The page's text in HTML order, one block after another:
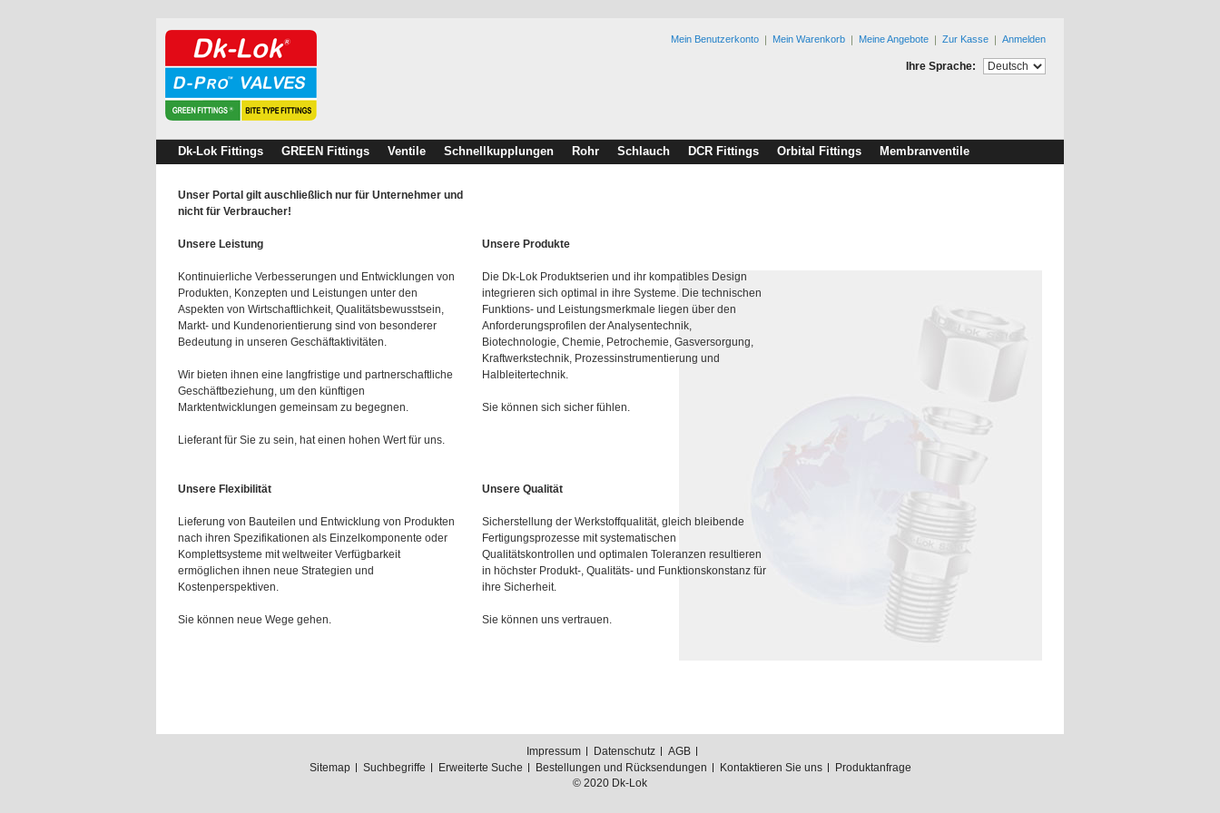
Mein Benutzerkonto Mein Warenkorb Meine Angebote Zur Kasse Anmelden
Ihre Sprache:
Dk-Lok Fittings GREEN Fittings Ventile Schnellkupplungen Rohr Schlauch DCR Fittings Orbital Fittings Membranventile
Unser Portal gilt auschließlich nur für Unternehmer und
nicht für Verbraucher!
Unsere Leistung
Kontinuierliche Verbesserungen und Entwicklungen von
Produkten, Konzepten und Leistungen unter den
Aspekten von Wirtschaftlichkeit, Qualitätsbewusstsein,
Markt- und Kundenorientierung sind von besonderer
Bedeutung in unseren Geschäftaktivitäten.
Wir bieten ihnen eine langfristige und partnerschaftliche
Geschäftbeziehung, um den künftigen
Marktentwicklungen gemeinsam zu begegnen.
Lieferant für Sie zu sein, hat einen hohen Wert für uns.
Unsere Produkte
Die Dk-Lok Produktserien und ihr kompatibles Design
integrieren sich optimal in ihre Systeme. Die technischen
Funktions- und Leistungsmerkmale liegen über den
Anforderungsprofilen der Analysentechnik,
Biotechnologie, Chemie, Petrochemie, Gasversorgung,
Kraftwerkstechnik, Prozessinstrumentierung und
Halbleitertechnik.
Sie können sich sicher fühlen.
Unsere Flexibilität
Lieferung von Bauteilen und Entwicklung von Produkten
nach ihren Spezifikationen als Einzelkomponente oder
Komplettsysteme mit weltweiter Verfügbarkeit
ermöglichen ihnen neue Strategien und
Kostenperspektiven.
Sie können neue Wege gehen.
Unsere Qualität
Sicherstellung der Werkstoffqualität, gleich bleibende
Fertigungsprozesse mit systematischen
Qualitätskontrollen und optimalen Toleranzen resultieren
in höchster Produkt-, Qualitäts- und Funktionskonstanz für
ihre Sicherheit.
Sie können uns vertrauen.
Impressum Datenschutz
AGB
Sitemap
Suchbegriffe Erweiterte Suche Bestellungen und Rücksendungen Kontaktieren Sie uns
Produktanfrage
© 2020 Dk-Lok